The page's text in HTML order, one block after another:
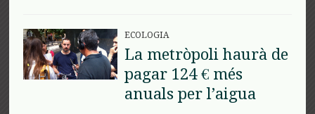
ECOLOGIA
La metròpoli haurà de
pagar 124 € més
anuals per l’aigua